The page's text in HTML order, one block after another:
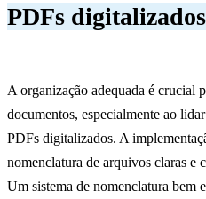
PDFs digitalizados
A organização adequada é crucial
documentos, especialmente ao
PDFs digitalizados. A
nomenclatura de arquivos claras e
Um sistema de nomenclatura bem